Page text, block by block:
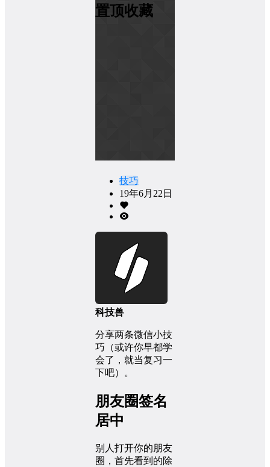
置顶收藏
技巧
19年6月22日
科技兽
分享两条微信小技
巧（或许你早都学
会了，就当复习一
下吧）。
朋友圈签名
居中
别人打开你的朋友
圈，首先看到的除